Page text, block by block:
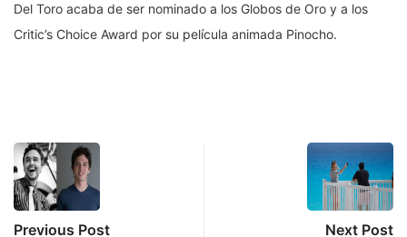
Del Toro acaba de ser nominado a los Globos de Oro y a los
Critic’s Choice Award por su película animada Pinocho.
Previous Post Next Post